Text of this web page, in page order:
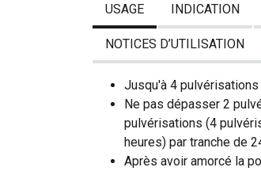
USAGE INDICATION
NOTICES D’UTILISATION
Jusqu'à 4 pulvérisations
Ne pas dépasser 2
pulvérisations (4
heures) par tranche de
Après avoir amorcé la